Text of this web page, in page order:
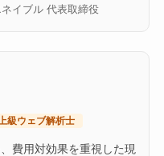
イブル 代表取締役
級ウェブ解析士
費用対効果を重視した現